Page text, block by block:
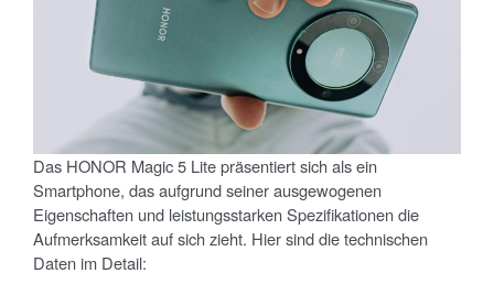
Das HONOR Magic 5 Lite präsentiert sich als ein
Smartphone, das aufgrund seiner ausgewogenen
Eigenschaften und leistungsstarken Spezifikationen die
Aufmerksamkeit auf sich zieht. Hier sind die technischen
Daten im Detail: